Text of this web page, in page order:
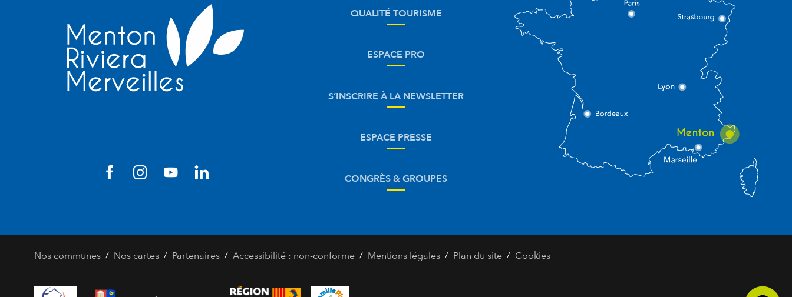
QUALITÉ TOURISME
ESPACE PRO
S’INSCRIRE À LA NEWSLETTER
ESPACE PRESSE
CONGRÈS & GROUPES
Nos communes / Nos cartes / Partenaires / Accessibilité : non-conforme / Mentions légales / Plan du site / Cookies